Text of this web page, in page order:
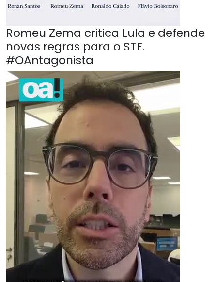
Romeu Zema critica Lula e defende
novas regras para o STF.
#OAntagonista